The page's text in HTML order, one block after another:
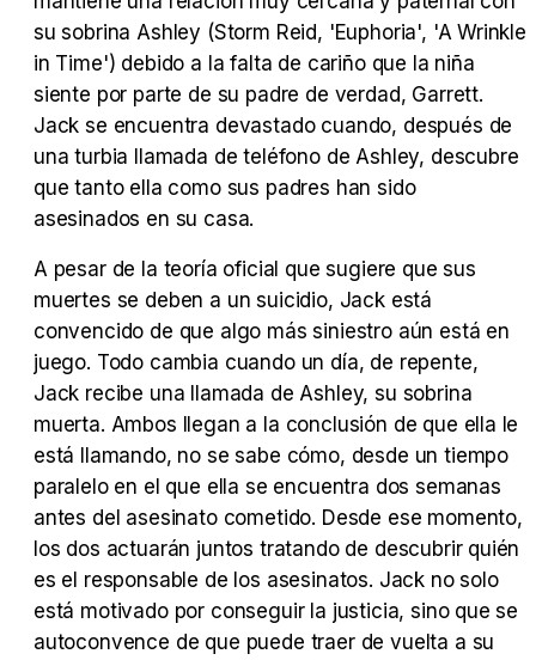
Tráiler Oficial en VOSE 'The Audacity'
Tráiler 'Do Not Enter' (2026)
su sobrina Ashley (Storm Reid, 'Euphoria', 'A Wrinkle
in Time') debido a la falta de cariño que la niña
siente por parte de su padre de verdad, Garrett.
Jack se encuentra devastado cuando, después de
una turbia llamada de teléfono de Ashley, descubre
que tanto ella como sus padres han sido
asesinados en su casa.
A pesar de la teoría oficial que sugiere que sus
muertes se deben a un suicidio, Jack está
convencido de que algo más siniestro aún está en
juego. Todo cambia cuando un día, de repente,
Jack recibe una llamada de Ashley, su sobrina
muerta. Ambos llegan a la conclusión de que ella le
está llamando, no se sabe cómo, desde un tiempo
paralelo en el que ella se encuentra dos semanas
antes del asesinato cometido. Desde ese momento,
los dos actuarán juntos tratando de descubrir quién
es el responsable de los asesinatos. Jack no solo
está motivado por conseguir la justicia, sino que se
autoconvence de que puede traer de vuelta a su